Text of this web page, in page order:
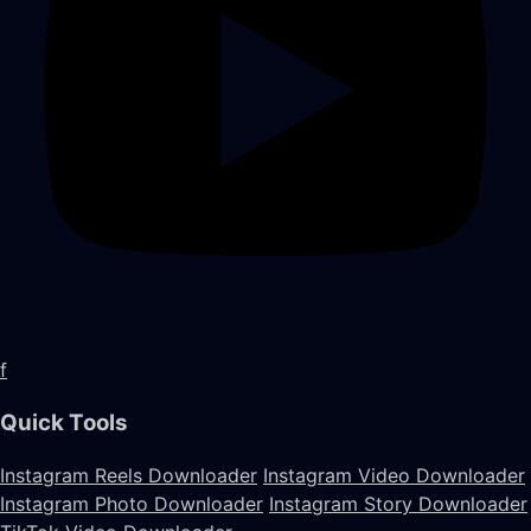
f
Quick Tools
Instagram Reels Downloader Instagram Video Downloader
Instagram Photo Downloader Instagram Story Downloader